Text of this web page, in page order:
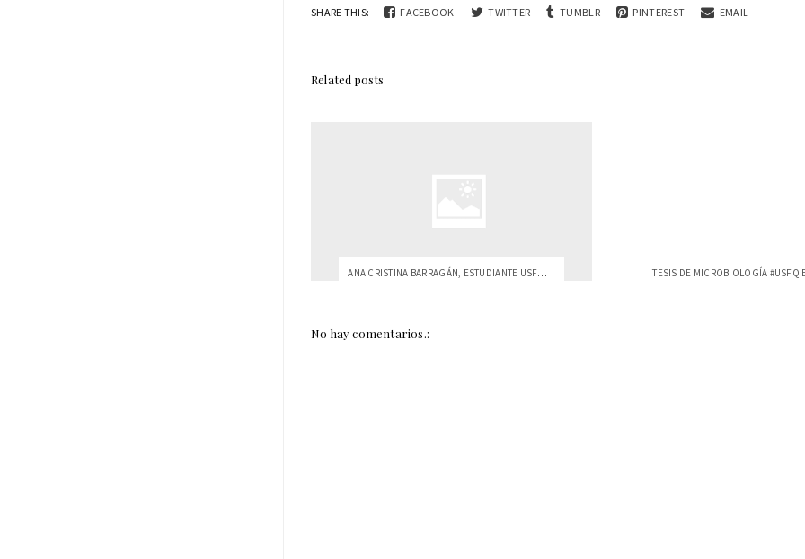
SHARE THIS: FACEBOOK TWITTER TUMBLR PINTEREST EMAIL
Related posts
ANA CRISTINA BARRAGÁN, ESTUDIANTE USFQ, ...
No hay comentarios.: